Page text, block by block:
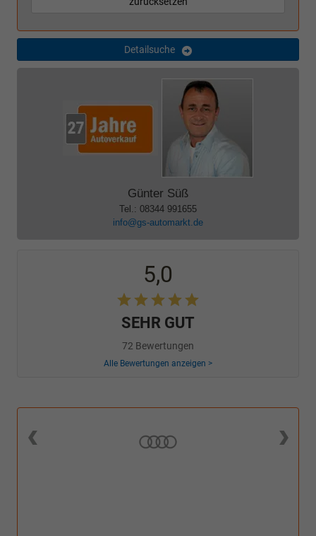
Detailsuche
Günter Süß
Tel.: 08344 991655
info@gs-automarkt.de
5,0
SEHR GUT
72 Bewertungen
Alle Bewertungen anzeigen >